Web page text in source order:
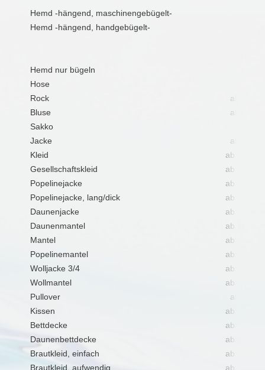
Hemd -hängend, maschinengebügelt-
Hemd -hängend, handgebügelt-
Hemd nur bügeln
Hose
Rock
ab 8,50€
Bluse
ab 6,50€
Sakko
Jacke
ab 8,90€
Kleid
ab 12,00€
Gesellschaftskleid
ab 20,00€
Popelinejacke
ab 13,00€
Popelinejacke, lang/dick
ab 15,00€
Daunenjacke
ab 19,90€
Daunenmantel
ab 22,90€
Mantel
ab 18,00€
Popelinemantel
ab 18,00€
Wolljacke 3/4
ab 15,00€
Wollmantel
ab 18,00€
Pullover
ab 5,00€
Kissen
ab 14,00€
Bettdecke
ab 25,00€
Daunenbettdecke
ab 28,00€
Brautkleid, einfach
ab 25,00€
Brautkleid, aufwendig
ab 85,00€